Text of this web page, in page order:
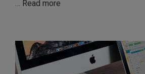
… Read more